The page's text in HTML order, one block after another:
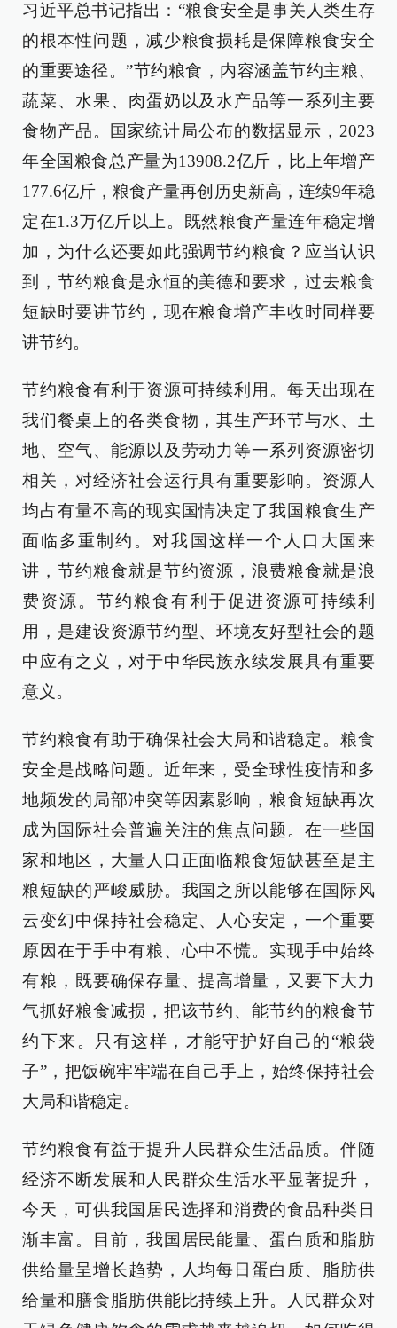
习近平总书记指出：“粮食安全是事关人类生存
的根本性问题，减少粮食损耗是保障粮食安全
的重要途径。”节约粮食，内容涵盖节约主粮、
蔬菜、水果、肉蛋奶以及水产品等一系列主要
食物产品。国家统计局公布的数据显示，2023
年全国粮食总产量为13908.2亿斤，比上年增产
177.6亿斤，粮食产量再创历史新高，连续9年稳
定在1.3万亿斤以上。既然粮食产量连年稳定增
加，为什么还要如此强调节约粮食？应当认识
到，节约粮食是永恒的美德和要求，过去粮食
短缺时要讲节约，现在粮食增产丰收时同样要
讲节约。
节约粮食有利于资源可持续利用。每天出现在
我们餐桌上的各类食物，其生产环节与水、土
地、空气、能源以及劳动力等一系列资源密切
相关，对经济社会运行具有重要影响。资源人
均占有量不高的现实国情决定了我国粮食生产
面临多重制约。对我国这样一个人口大国来
讲，节约粮食就是节约资源，浪费粮食就是浪
费资源。节约粮食有利于促进资源可持续利
用，是建设资源节约型、环境友好型社会的题
中应有之义，对于中华民族永续发展具有重要
意义。
节约粮食有助于确保社会大局和谐稳定。粮食
安全是战略问题。近年来，受全球性疫情和多
地频发的局部冲突等因素影响，粮食短缺再次
成为国际社会普遍关注的焦点问题。在一些国
家和地区，大量人口正面临粮食短缺甚至是主
粮短缺的严峻威胁。我国之所以能够在国际风
云变幻中保持社会稳定、人心安定，一个重要
原因在于手中有粮、心中不慌。实现手中始终
有粮，既要确保存量、提高增量，又要下大力
气抓好粮食减损，把该节约、能节约的粮食节
约下来。只有这样，才能守护好自己的“粮袋
子”，把饭碗牢牢端在自己手上，始终保持社会
大局和谐稳定。
节约粮食有益于提升人民群众生活品质。伴随
经济不断发展和人民群众生活水平显著提升，
今天，可供我国居民选择和消费的食品种类日
渐丰富。目前，我国居民能量、蛋白质和脂肪
供给量呈增长趋势，人均每日蛋白质、脂肪供
给量和膳食脂肪供能比持续上升。人民群众对